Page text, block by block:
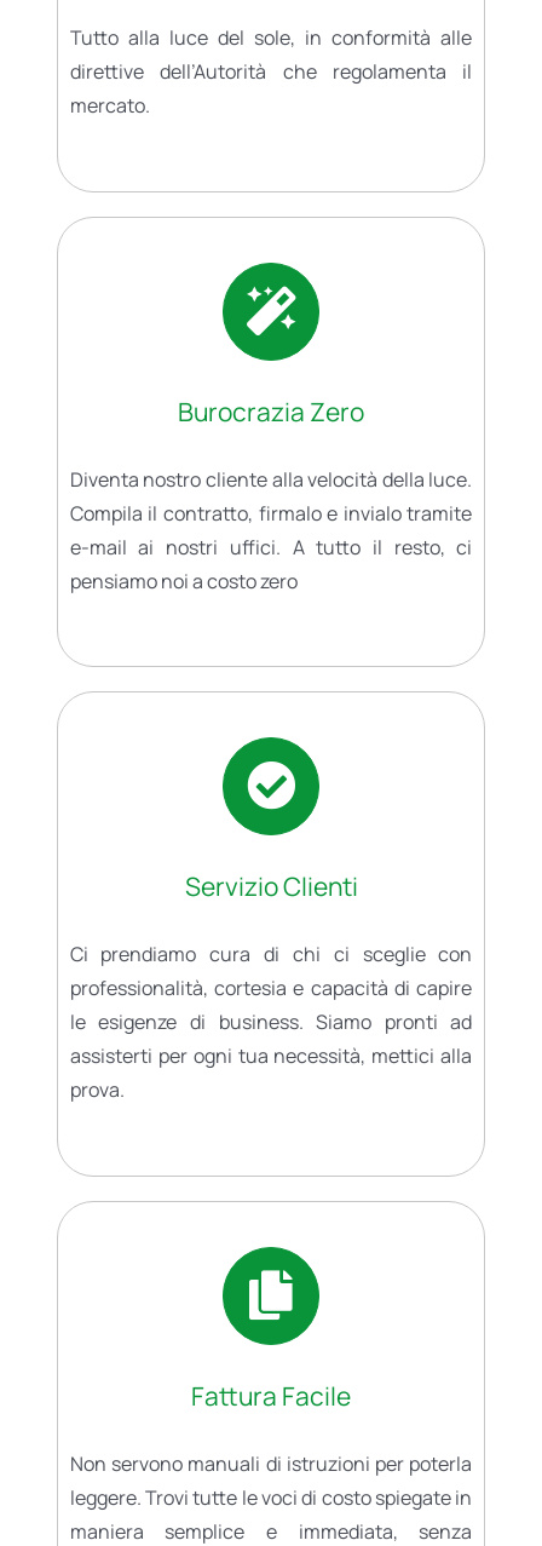
Tutto alla luce del sole, in conformità alle
direttive dell’Autorità che regolamenta il
mercato.
Burocrazia Zero
Diventa nostro cliente alla velocità della luce.
Compila il contratto, firmalo e invialo tramite
e-mail ai nostri uffici. A tutto il resto, ci
pensiamo noi a costo zero
Servizio Clienti
Ci prendiamo cura di chi ci sceglie con
professionalità, cortesia e capacità di capire
le esigenze di business. Siamo pronti ad
assisterti per ogni tua necessità, mettici alla
prova.
Fattura Facile
Non servono manuali di istruzioni per poterla
leggere. Trovi tutte le voci di costo spiegate in
maniera semplice e immediata, senza